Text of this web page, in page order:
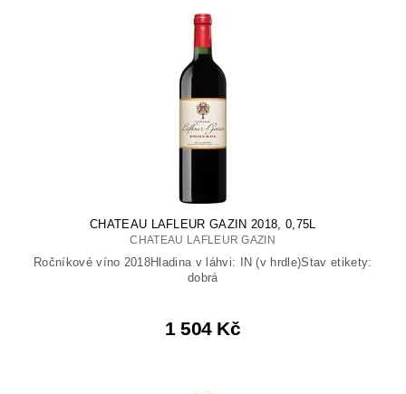
CHATEAU LAFLEUR GAZIN 2018, 0,75L
CHATEAU LAFLEUR GAZIN
Ročníkové víno 2018Hladina v láhvi: IN (v hrdle)Stav etikety:
dobrá
1 504 Kč